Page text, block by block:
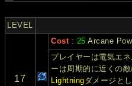
LEVEL
17
Cost: 25 Arcane
プレイヤーは電気エ
ーは周期的に近くの
Lightningダメージと